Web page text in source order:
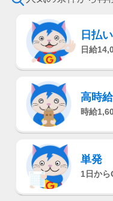
＜日払いOK（規定あり）
仕事が終わってから給料
不要♪
日払
日給
高時給
時給
単発
1日から